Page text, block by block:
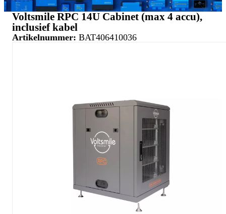
Voltsmile RPC 14U Cabinet (max 4 accu),
inclusief kabel
Artikelnummer: BAT406410036